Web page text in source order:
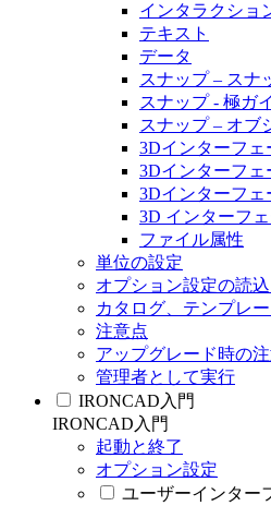
インタラクショ
テキスト
データ
スナップ – スナ
スナップ - 極ガ
スナップ – オブ
3Dインターフェ
3Dインターフェ
3Dインターフェ
3D インターフ
ファイル属性
単位の設定
オプション設定の読
カタログ、テンプレ
注意点
アップグレード時の
管理者として実行
IRONCAD入門
IRONCAD入門
起動と終了
オプション設定
ユーザーインター